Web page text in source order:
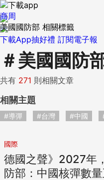
下載App抽好禮 訂閱電子報
商周
美國國防部 相關標籤
＃ 美國國防
共有 271 則相關文章
相關主題
#導彈 #台灣 #中國
國際
德國之聲》2027年
防部：中國核彈數